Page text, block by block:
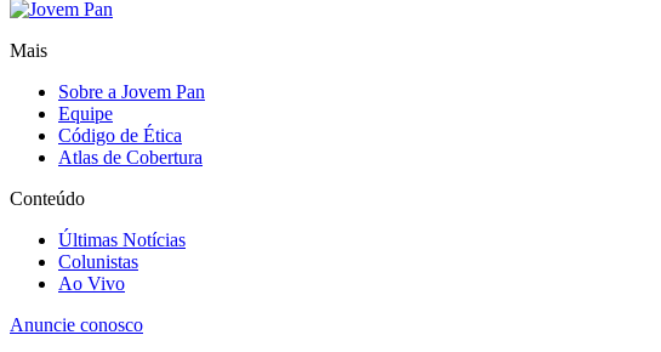
Mais
Sobre a Jovem Pan
Equipe
Código de Ética
Atlas de Cobertura
Conteúdo
Últimas Notícias
Colunistas
Ao Vivo
Anuncie conosco